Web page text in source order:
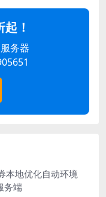
！
务器
本地优化自动环境
务端